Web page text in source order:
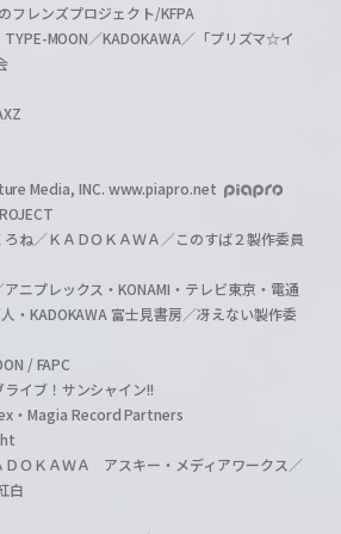
レンズプロジェクト/KFPA
MOON／KADOKAWA／「プリズマ☆イ
Media, INC. www.piapro.net
ね／ＫＡＤＯＫＡＷＡ／このすば２製作委員
ニプレックス・KONAMI・テレビ東京・電通
・KADOKAWA 富士見書房／冴えない製作委
/ FAPC
イブ！サンシャイン!!
・Magia Record Partners
ＯＫＡＷＡ アスキー・メディアワークス／
白